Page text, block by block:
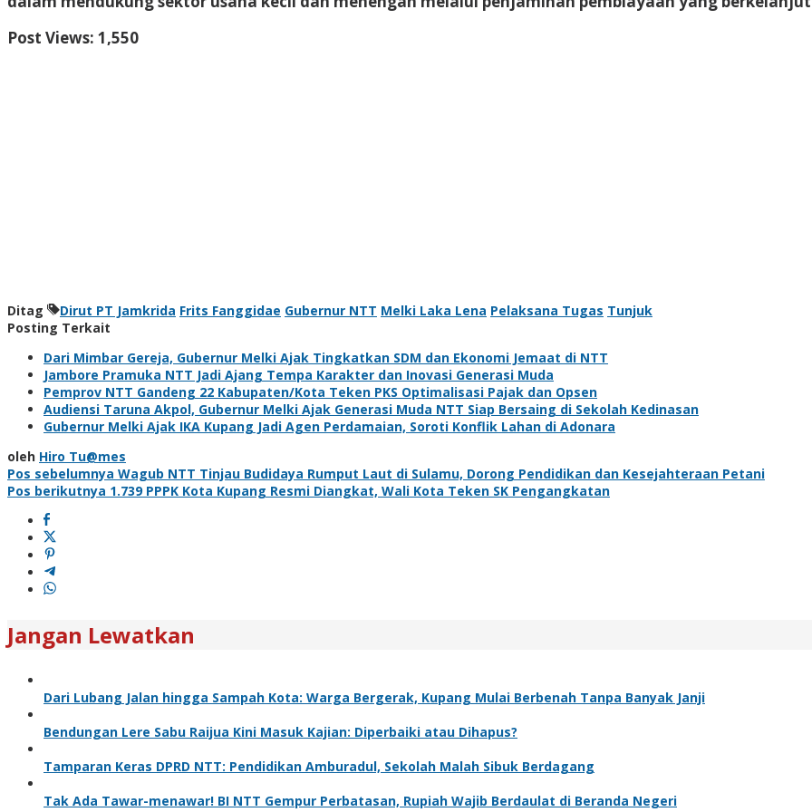
Post Views: 1,550
Ditag Dirut PT Jamkrida Frits Fanggidae Gubernur NTT Melki Laka Lena Pelaksana Tugas Tunjuk
Posting Terkait
Dari Mimbar Gereja, Gubernur Melki Ajak Tingkatkan SDM dan Ekonomi Jemaat di NTT
Jambore Pramuka NTT Jadi Ajang Tempa Karakter dan Inovasi Generasi Muda
Pemprov NTT Gandeng 22 Kabupaten/Kota Teken PKS Optimalisasi Pajak dan Opsen
Audiensi Taruna Akpol, Gubernur Melki Ajak Generasi Muda NTT Siap Bersaing di Sekolah Kedinasan
Gubernur Melki Ajak IKA Kupang Jadi Agen Perdamaian, Soroti Konflik Lahan di Adonara
oleh Hiro Tu@mes
Navigasi
pos
Pos sebelumnya Wagub NTT Tinjau Budidaya Rumput Laut di Sulamu, Dorong Pendidikan dan Kesejahteraan Petani
Pos berikutnya 1.739 PPPK Kota Kupang Resmi Diangkat, Wali Kota Teken SK Pengangkatan
Jangan Lewatkan
Dari Lubang Jalan hingga Sampah Kota: Warga Bergerak, Kupang Mulai Berbenah Tanpa Banyak Janji
Bendungan Lere Sabu Raijua Kini Masuk Kajian: Diperbaiki atau Dihapus?
Tamparan Keras DPRD NTT: Pendidikan Amburadul, Sekolah Malah Sibuk Berdagang
Tak Ada Tawar-menawar! BI NTT Gempur Perbatasan, Rupiah Wajib Berdaulat di Beranda Negeri